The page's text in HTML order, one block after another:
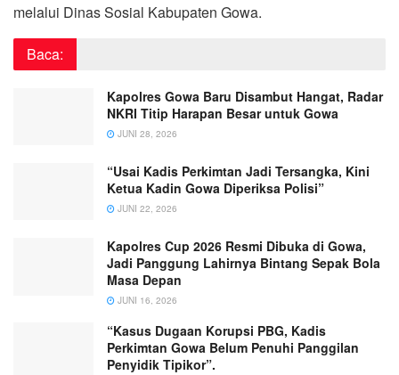
melalui Dinas Sosial Kabupaten Gowa.
Baca:
Kapolres Gowa Baru Disambut Hangat, Radar
NKRI Titip Harapan Besar untuk Gowa
JUNI 28, 2026
“Usai Kadis Perkimtan Jadi Tersangka, Kini
Ketua Kadin Gowa Diperiksa Polisi”
JUNI 22, 2026
Kapolres Cup 2026 Resmi Dibuka di Gowa,
Jadi Panggung Lahirnya Bintang Sepak Bola
Masa Depan
JUNI 16, 2026
“Kasus Dugaan Korupsi PBG, Kadis
Perkimtan Gowa Belum Penuhi Panggilan
Penyidik Tipikor”.